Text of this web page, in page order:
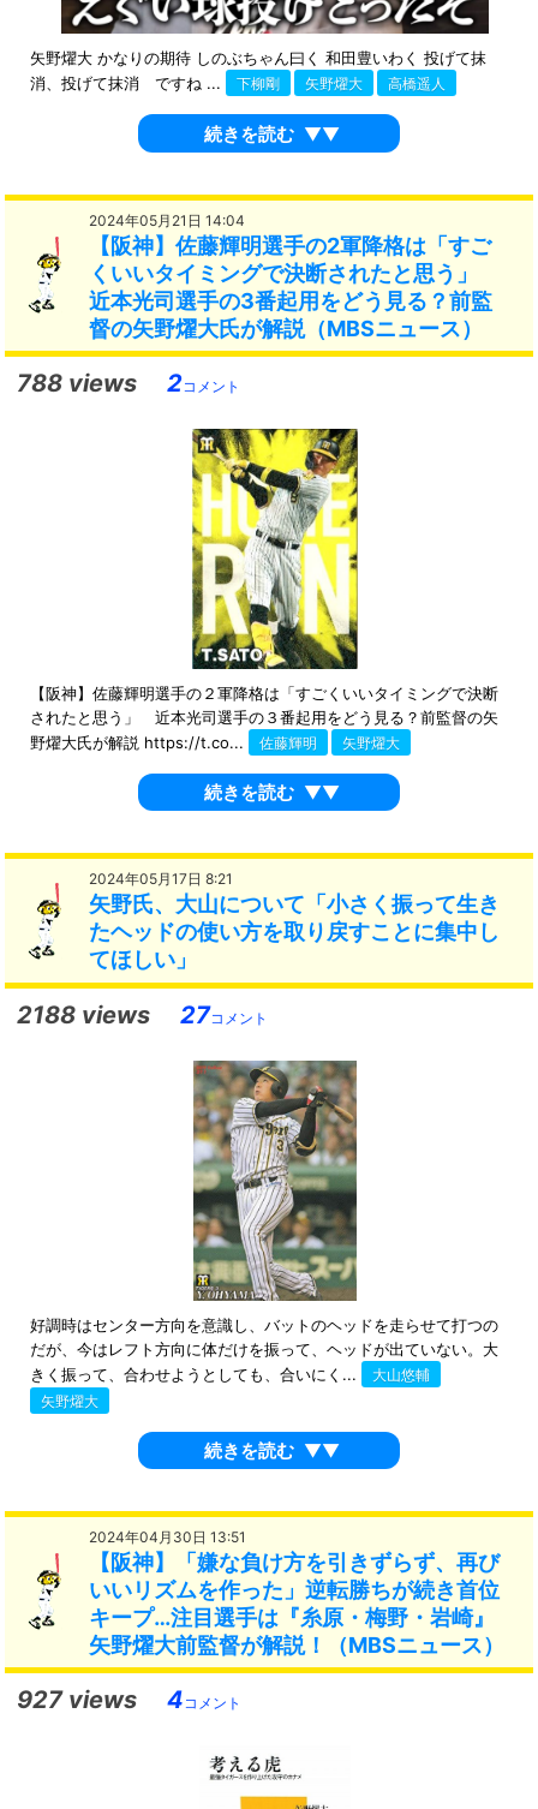
矢野燿大 かなりの期待 しのぶちゃん曰く 和田豊いわく 投げて抹
消、投げて抹消 ですね ...
下柳剛 矢野燿大 高橋遥人
続きを読む ▼▼
2024年05月21日 14:04
【阪神】佐藤輝明選手の2軍降格は「すご
くいいタイミングで決断されたと思う」
近本光司選手の3番起用をどう見る？前監
督の矢野燿大氏が解説（MBSニュース）
788 views 2コメント
【阪神】佐藤輝明選手の２軍降格は「すごくいいタイミングで決断
されたと思う」 近本光司選手の３番起用をどう見る？前監督の矢
野燿大氏が解説 https://t.co...
佐藤輝明 矢野燿大
続きを読む ▼▼
2024年05月17日 8:21
矢野氏、大山について「小さく振って生き
たヘッドの使い方を取り戻すことに集中し
てほしい」
2188 views 27コメント
好調時はセンター方向を意識し、バットのヘッドを走らせて打つの
だが、今はレフト方向に体だけを振って、ヘッドが出ていない。大
きく振って、合わせようとしても、合いにく...
大山悠輔
矢野燿大
続きを読む ▼▼
2024年04月30日 13:51
【阪神】「嫌な負け方を引きずらず、再び
いいリズムを作った」逆転勝ちが続き首位
キープ…注目選手は『糸原・梅野・岩崎』
矢野燿大前監督が解説！（MBSニュース）
927 views 4コメント